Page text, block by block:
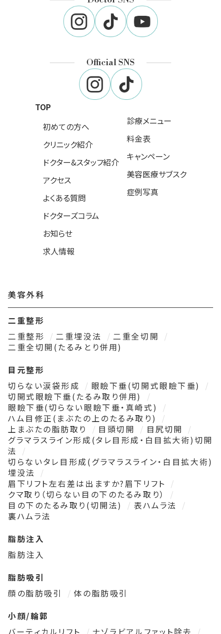
Official SNS
TOP
初めての方へ
クリニック紹介
ドクター&スタッフ紹介
アクセス
よくある質問
ドクターズコラム
お知らせ
求人情報
診療メニュー
料金表
キャンペーン
美容医療サブスク
症例写真
美容外科
二重整形
二重整形
二重埋没法
二重全切開
二重全切開(たるみとり併用)
目元整形
切らない涙袋形成
眼瞼下垂(切開式眼瞼下垂)
切開式眼瞼下垂(たるみ取り併用)
眼瞼下垂(切らない眼瞼下垂・真崎式)
ハム目修正(まぶたの上のたるみ取り)
上まぶたの脂肪取り
目頭切開
目尻切開
グラマラスライン形成(タレ目形成・白目拡大術)切開
法
切らないタレ目形成(グラマラスライン・白目拡大術)
埋没法
眉下リフト左右差は出ますか?眉下リフト
クマ取り（切らない目の下のたるみ取り）
目の下のたるみ取り(切開法)
表ハムラ法
裏ハムラ法
脂肪注入
脂肪注入
脂肪吸引
顔の脂肪吸引
体の脂肪吸引
小顔/輪郭
バーティカルリフト
ナゾラビアルファット除去